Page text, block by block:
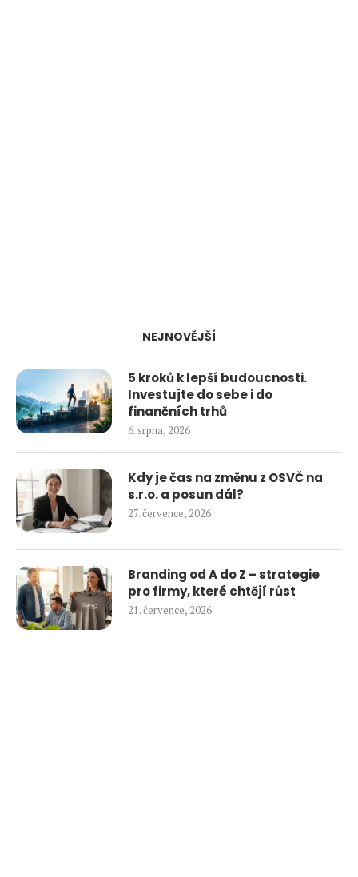
NEJNOVĚJŠÍ
5 kroků k lepší budoucnosti.
Investujte do sebe i do
finančních trhů
6. srpna, 2026
Kdy je čas na změnu z OSVČ na
s.r.o. a posun dál?
27. července, 2026
Branding od A do Z – strategie
pro firmy, které chtějí růst
21. července, 2026